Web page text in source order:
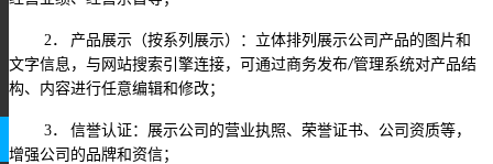
2 ．
产品展示（按系列展示）：立体排列展示公司产品的图片和
文字信息，与网站搜索引擎连接，可通过商务发布/管理系统对产品结
构、内容进行任意编辑和修改；
3．
信誉认证：展示公司的营业执照、荣誉证书、公司资质等，
增强公司的品牌和资信；